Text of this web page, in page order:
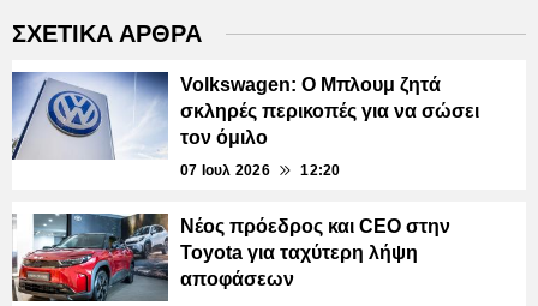
ΣΧΕΤΙΚΑ ΑΡΘΡΑ
Volkswagen: Ο Μπλουμ ζητά
σκληρές περικοπές για να σώσει
τον όμιλο
07 Ιουλ 2026 12:20
Νέος πρόεδρος και CEO στην
Toyota για ταχύτερη λήψη
αποφάσεων